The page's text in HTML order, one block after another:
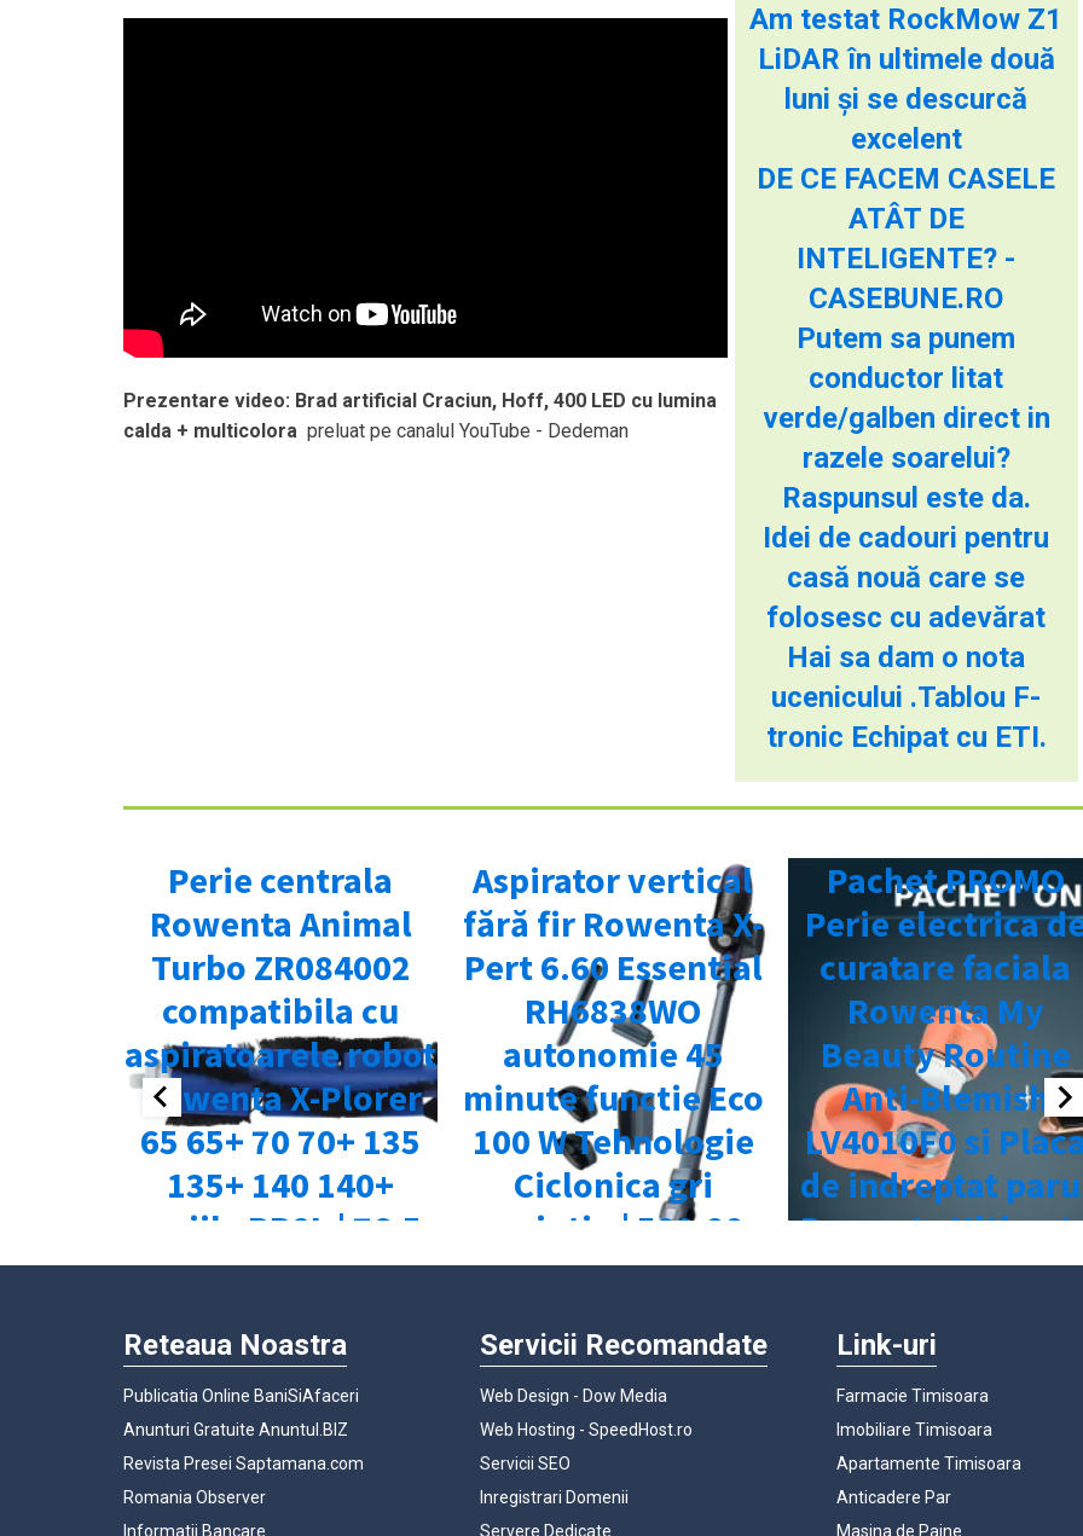
Prezentare video: Brad artificial Craciun, Hoff, 400 LED cu lumina
calda + multicolora preluat pe canalul YouTube - Dedeman
Am testat RockMow Z1
LiDAR în ultimele două
luni și se descurcă
excelent
DE CE FACEM CASELE
ATÂT DE
INTELIGENTE? -
CASEBUNE.RO
Putem sa punem
conductor litat
verde/galben direct in
razele soarelui?
Raspunsul este da.
Idei de cadouri pentru
casă nouă care se
folosesc cu adevărat
Hai sa dam o nota
ucenicului .Tablou F-
tronic Echipat cu ETI.
Reteaua Noastra
Publicatia Online BaniSiAfaceri
Anunturi Gratuite Anuntul.BIZ
Revista Presei Saptamana.com
Romania Observer
Informatii Bancare
Servicii Recomandate
Web Design - Dow Media
Web Hosting - SpeedHost.ro
Servicii SEO
Inregistrari Domenii
Servere Dedicate
Link-uri
Farmacie Timisoara
Imobiliare Timisoara
Apartamente Timisoara
Anticadere Par
Masina de Paine